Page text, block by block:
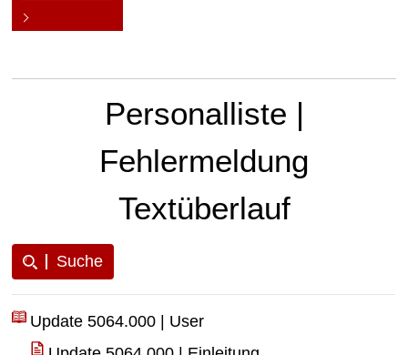
Personalliste |
Fehlermeldung
Textüberlauf